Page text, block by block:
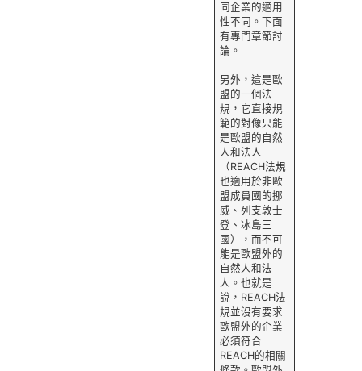
同企業的適用
性不同。下面
有專門章節討
論。
另外，這是歐
盟的一個法
規，它直接規
範的對像只能
是歐盟的自然
人和法人
（REACH法規
也適用於非歐
盟成員國的挪
威、列支敦士
登、冰島三
國），而不可
能是歐盟外的
自然人和法
人。也就是
說，REACH法
規並沒有要求
歐盟外的企業
必須符合
REACH的相關